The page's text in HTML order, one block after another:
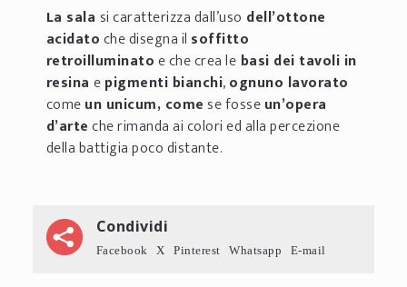
La sala si caratterizza dall’uso dell’ottone
acidatoche disegna il soffitto
retroilluminatoe che crea le basi dei tavoli in
resinaepigmenti bianchi,ognuno lavorato
comeun unicum, come se fosseun’opera
d’arteche rimanda ai colori ed alla percezione
della battigia poco distante.
Condividi
Facebook X Pinterest Whatsapp E-mail